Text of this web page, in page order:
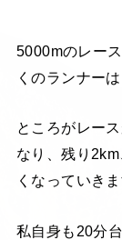
5000mのレー
くのランナー
ところがレー
なり、残り
くなっていきま
私自身も20分